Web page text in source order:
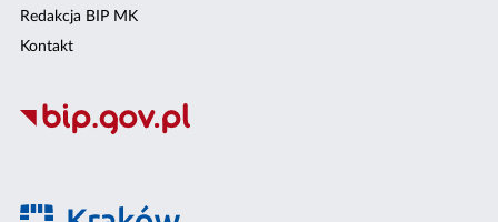
Redakcja BIP MK
Kontakt